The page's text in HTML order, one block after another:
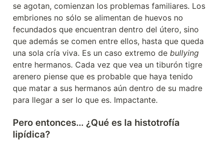
se agotan, comienzan los problemas familiares. Los
embriones no sólo se alimentan de huevos no
fecundados que encuentran dentro del útero, sino
que además se comen entre ellos, hasta que queda
una sola cría viva. Es un caso extremo de bullying
entre hermanos. Cada vez que vea un tiburón tigre
arenero piense que es probable que haya tenido
que matar a sus hermanos aún dentro de su madre
para llegar a ser lo que es. Impactante.
Pero entonces... ¿Qué es la histotrofía
lipídica?